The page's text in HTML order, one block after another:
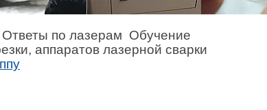
по лазерам Обучение
аппаратов лазерной сварки